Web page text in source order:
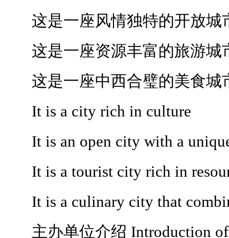
这是一座风情独特的开放城
这是一座资源丰富的旅游城
这是一座中西合璧的美食城
It is a city rich in culture
It is an open city with a unique
It is a tourist city rich in
It is a culinary city that
主办单位介绍 Introduction of